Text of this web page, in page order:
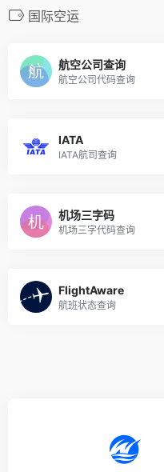
国际空运
航空公司查询
航空公司代码查询
IATA
IATA航司查询
机场三字码
机场三字代码查询
FlightAware
航班状态查询